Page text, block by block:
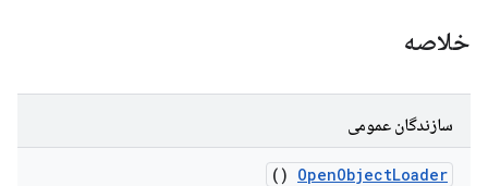
خلاصه
سازندگان عمومی
OpenObjectLoader
()